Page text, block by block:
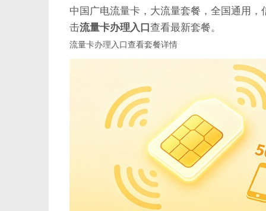
中国广电流量卡，大流量套餐，全国通用
击流量卡办理入口查看最新套餐。
流量卡办理入口查看套餐详情